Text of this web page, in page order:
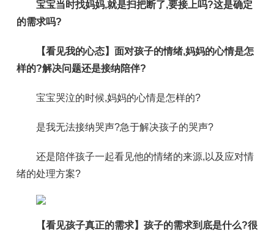
宝宝当时找妈妈,就是扫把断了,要接上吗?这是确定
的需求吗?
【看见我的心态】面对孩子的情绪,妈妈的心情是怎
样的?解决问题还是接纳陪伴?
宝宝哭泣的时候,妈妈的心情是怎样的?
是我无法接纳哭声?急于解决孩子的哭声?
还是陪伴孩子一起看见他的情绪的来源,以及应对情
绪的处理方案?
【看见孩子真正的需求】孩子的需求到底是什么?很